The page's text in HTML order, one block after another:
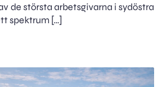
de största arbetsgivarna i sydöstra
spektrum […]